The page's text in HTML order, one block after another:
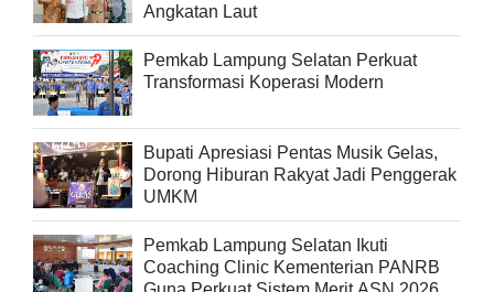
Angkatan Laut
Pemkab Lampung Selatan Perkuat
Transformasi Koperasi Modern
Bupati Apresiasi Pentas Musik Gelas,
Dorong Hiburan Rakyat Jadi Penggerak
UMKM
Pemkab Lampung Selatan Ikuti
Coaching Clinic Kementerian PANRB